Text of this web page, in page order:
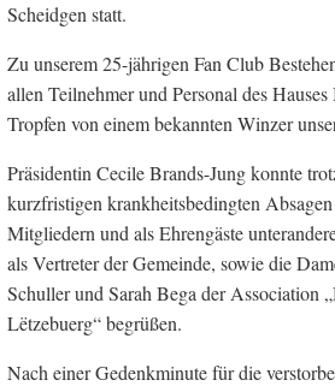
Scheidgen statt.
Zu unserem 25-jährigen Fan Club
allen Teilnehmer und Personal des
Tropfen von einem bekannten Winzer
Präsidentin Cecile Brands-Jung konnte
kurzfristigen krankheitsbedingten
Mitgliedern und als Ehrengäste
als Vertreter der Gemeinde, sowie die
Schuller und Sarah Bega der Association
Lëtzebuerg“ begrüßen.
Nach einer Gedenkminute für die